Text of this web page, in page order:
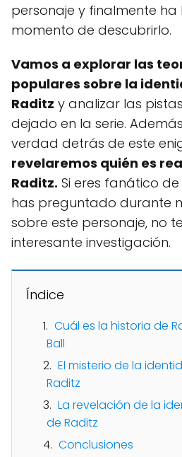
personaje y finalmente ha
momento de descubrirlo.
Vamos a explorar las
populares sobre la
Raditz y analizar las
dejado en la serie.
verdad detrás de este
revelaremos quién es
Raditz. Si eres fanático
has preguntado durante
sobre este personaje, no
interesante investigación.
Índice
Cuál es la historia de
Ball
El misterio de la
Raditz
La revelación de la
de Raditz
Conclusiones